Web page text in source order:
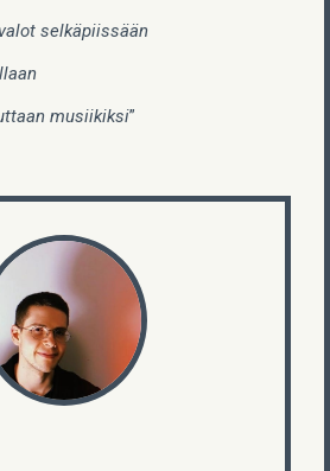
selkäpiissään
musiikiksi”